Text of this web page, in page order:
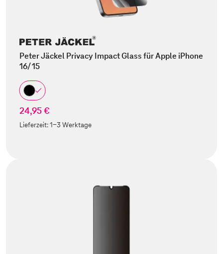
Peter Jäckel Privacy Impact Glass für Apple iPhone
16/ 15
24,95 €
Lieferzeit:1-3 Werktage